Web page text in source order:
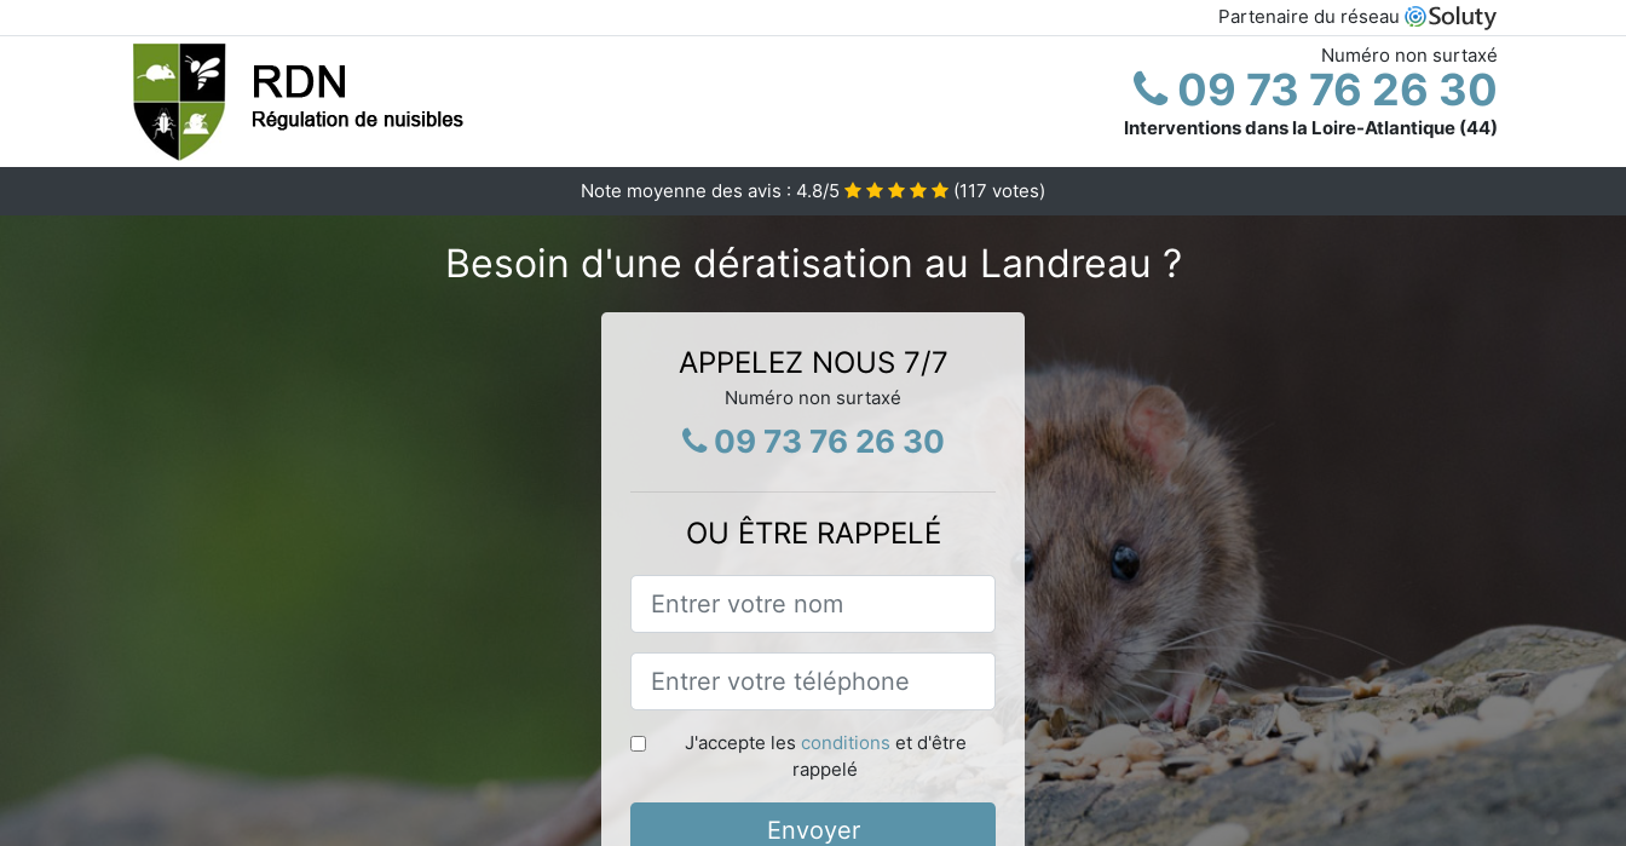
Partenaire du réseau
Numéro non surtaxé
09 73 76 26 30
Interventions dans la Loire-Atlantique (44)
Note moyenne des avis : 4.8/5 (117 votes)
Besoin d'une dératisation au Landreau ?
APPELEZ NOUS 7/7
Numéro non surtaxé
09 73 76 26 30
OU ÊTRE RAPPELÉ
J'accepte les conditions et d'être
rappelé
Envoyer